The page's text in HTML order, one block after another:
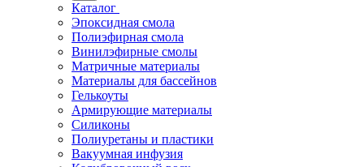
Каталог
Эпоксидная смола
Полиэфирная смола
Винилэфирные смолы
Матричные материалы
Материалы для бассейнов
Гелькоуты
Армирующие материалы
Силиконы
Полиуретаны и пластики
Вакуумная инфузия